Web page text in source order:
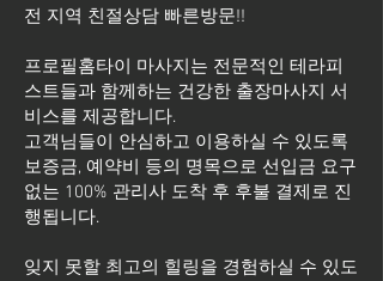
전 지역 친절상담 빠른방문!!
프로필홈타이 마사지는 전문적인 테라피
스트들과 함께하는 건강한 출장마사지 서
비스를 제공합니다.
고객님들이 안심하고 이용하실 수 있도록
보증금, 예약비 등의 명목으로 선입금 요구
없는 100% 관리사 도착 후 후불 결제로 진
행됩니다.
잊지 못할 최고의 힐링을 경험하실 수 있도